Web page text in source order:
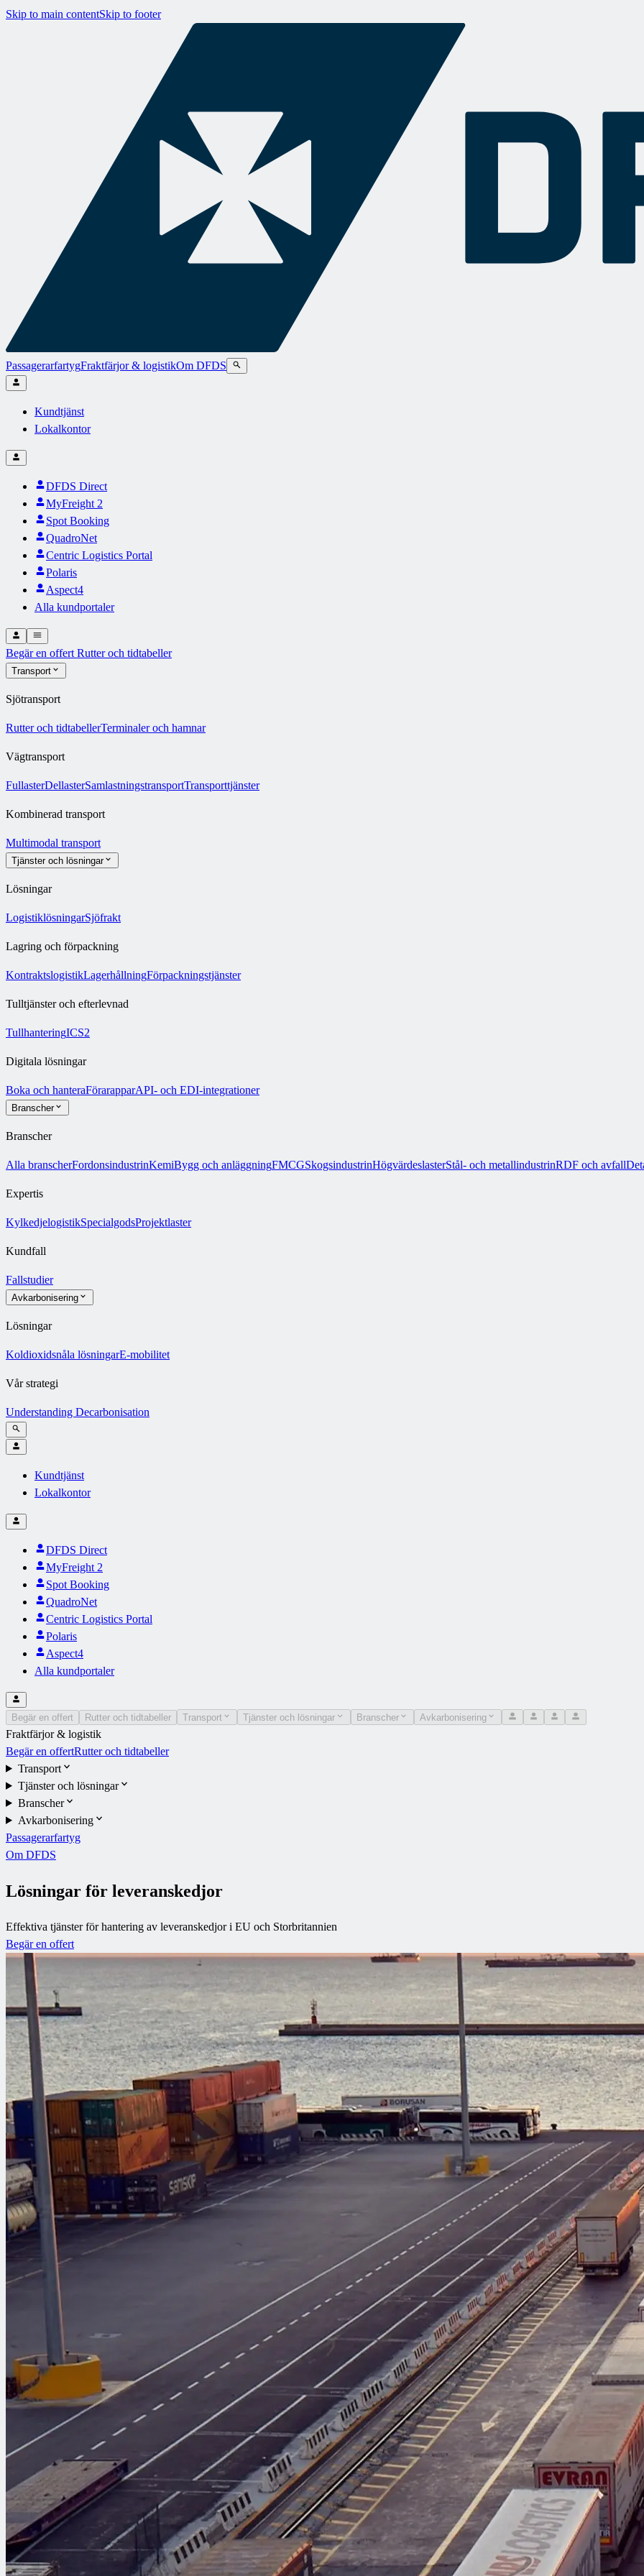
Skip to main contentSkip to footer
PassagerarfartygFraktfärjor & logistikOm DFDS
Kundtjänst
Lokalkontor
DFDS Direct
MyFreight 2
Spot Booking
QuadroNet
Centric Logistics Portal
Polaris
Aspect4
Alla kundportaler
Begär en offert Rutter och tidtabeller
Transport
Sjötransport
Rutter och tidtabellerTerminaler och hamnar
Vägtransport
FullasterDellasterSamlastningstransportTransporttjänster
Kombinerad transport
Multimodal transport
Tjänster och lösningar
Lösningar
LogistiklösningarSjöfrakt
Lagring och förpackning
KontraktslogistikLagerhållningFörpackningstjänster
Tulltjänster och efterlevnad
TullhanteringICS2
Digitala lösningar
Boka och hanteraFörarapparAPI- och EDI-integrationer
Branscher
Branscher
Alla branscherFordonsindustrinKemiBygg och anläggningFMCGSkogsindustrinHögvärdeslasterStål- och metallindustrinRDF och avfall
Expertis
KylkedjelogistikSpecialgodsProjektlaster
Kundfall
Fallstudier
Avkarbonisering
Lösningar
Koldioxidsnåla lösningarE-mobilitet
Vår strategi
Understanding Decarbonisation
Kundtjänst
Lokalkontor
DFDS Direct
MyFreight 2
Spot Booking
QuadroNet
Centric Logistics Portal
Polaris
Aspect4
Alla kundportaler
Begär en offert Rutter och tidtabeller Transport Tjänster och lösningar Branscher Avkarbonisering
Fraktfärjor & logistik
Begär en offertRutter och tidtabeller
Transport
Tjänster och lösningar
Branscher
Avkarbonisering
Passagerarfartyg
Om DFDS
Lösningar för leveranskedjor
Effektiva tjänster för hantering av leveranskedjor i EU och Storbritannien
Begär en offert